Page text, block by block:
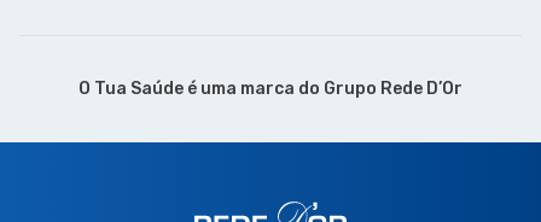
O Tua Saúde é uma marca do Grupo Rede D’Or